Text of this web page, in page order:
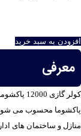
افزودن به سبد خرید
معرفی
پاکشوما محسوب می شود